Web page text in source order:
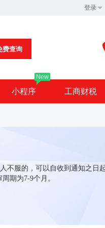
登录
费查询
小程序
New
工商财税
不服的，可以自收到通知之日
期为7-9个月。